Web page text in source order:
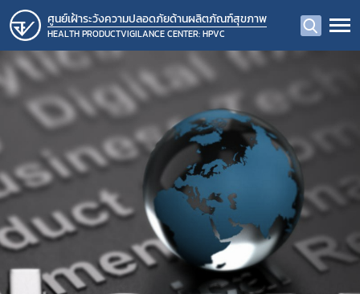
ศูนย์เฝ้าระวังความปลอดภัยด้านผลิตภัณฑ์สุขภาพ
HEALTH PRODUCTVIGILANCE CENTER: HPVC